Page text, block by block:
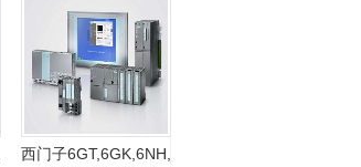
西门子6GT,6GK,6NH,